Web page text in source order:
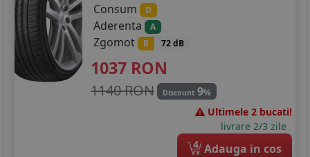
Consum
D
Aderenta A
Zgomot B 72 dB
1037 RON
1140 RON Discount 9%
Ultimele 2 bucati!
livrare 2/3 zile
4 Adauga in cos